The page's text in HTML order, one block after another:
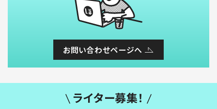
お問い合わせページへ
ライター募集！